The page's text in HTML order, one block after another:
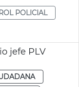
POLICIAL
jefe PLV